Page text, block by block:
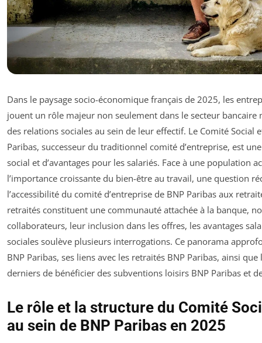
Dans le paysage socio-économique français de 2025, les
jouent un rôle majeur non seulement dans le secteur bancaire
des relations sociales au sein de leur effectif. Le Comité Social
Paribas, successeur du traditionnel comité d’entreprise, est
social et d’avantages pour les salariés. Face à une population
l’importance croissante du bien-être au travail, une question
l’accessibilité du comité d’entreprise de BNP Paribas aux
retraités constituent une communauté attachée à la banque,
collaborateurs, leur inclusion dans les offres, les avantages
sociales soulève plusieurs interrogations. Ce panorama
BNP Paribas, ses liens avec les retraités BNP Paribas, ainsi
derniers de bénéficier des subventions loisirs BNP Paribas et
Le rôle et la structure du Comité
au sein de BNP Paribas en 2025